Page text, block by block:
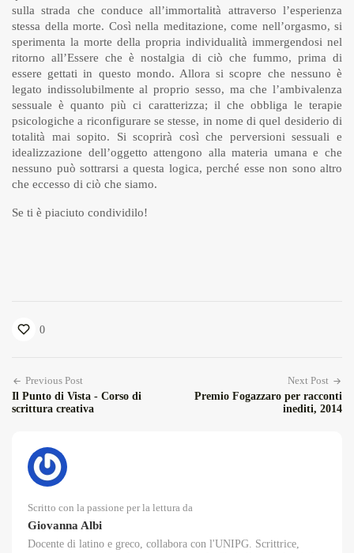
sulla strada che conduce all’immortalità attraverso l’esperienza
stessa della morte. Così nella meditazione, come nell’orgasmo, si
sperimenta la morte della propria individualità immergendosi nel
ritorno all’Essere che è nostalgia di ciò che fummo, prima di
essere gettati in questo mondo. Allora si scopre che nessuno è
legato indissolubilmente al proprio sesso, ma che l’ambivalenza
sessuale è quanto più ci caratterizza; il che obbliga le terapie
psicologiche a riconfigurare se stesse, in nome di quel desiderio di
totalità mai sopito. Si scoprirà così che perversioni sessuali e
idealizzazione dell’oggetto attengono alla materia umana e che
nessuno può sottrarsi a questa logica, perché esse non sono altro
che eccesso di ciò che siamo.
Se ti è piaciuto condividilo!
0
Previous Post
Il Punto di Vista - Corso di
scrittura creativa
Next Post
Premio Fogazzaro per racconti
inediti, 2014
Scritto con la passione per la lettura da
Giovanna Albi
Docente di latino e greco, collabora con l'UNIPG. Scrittrice,